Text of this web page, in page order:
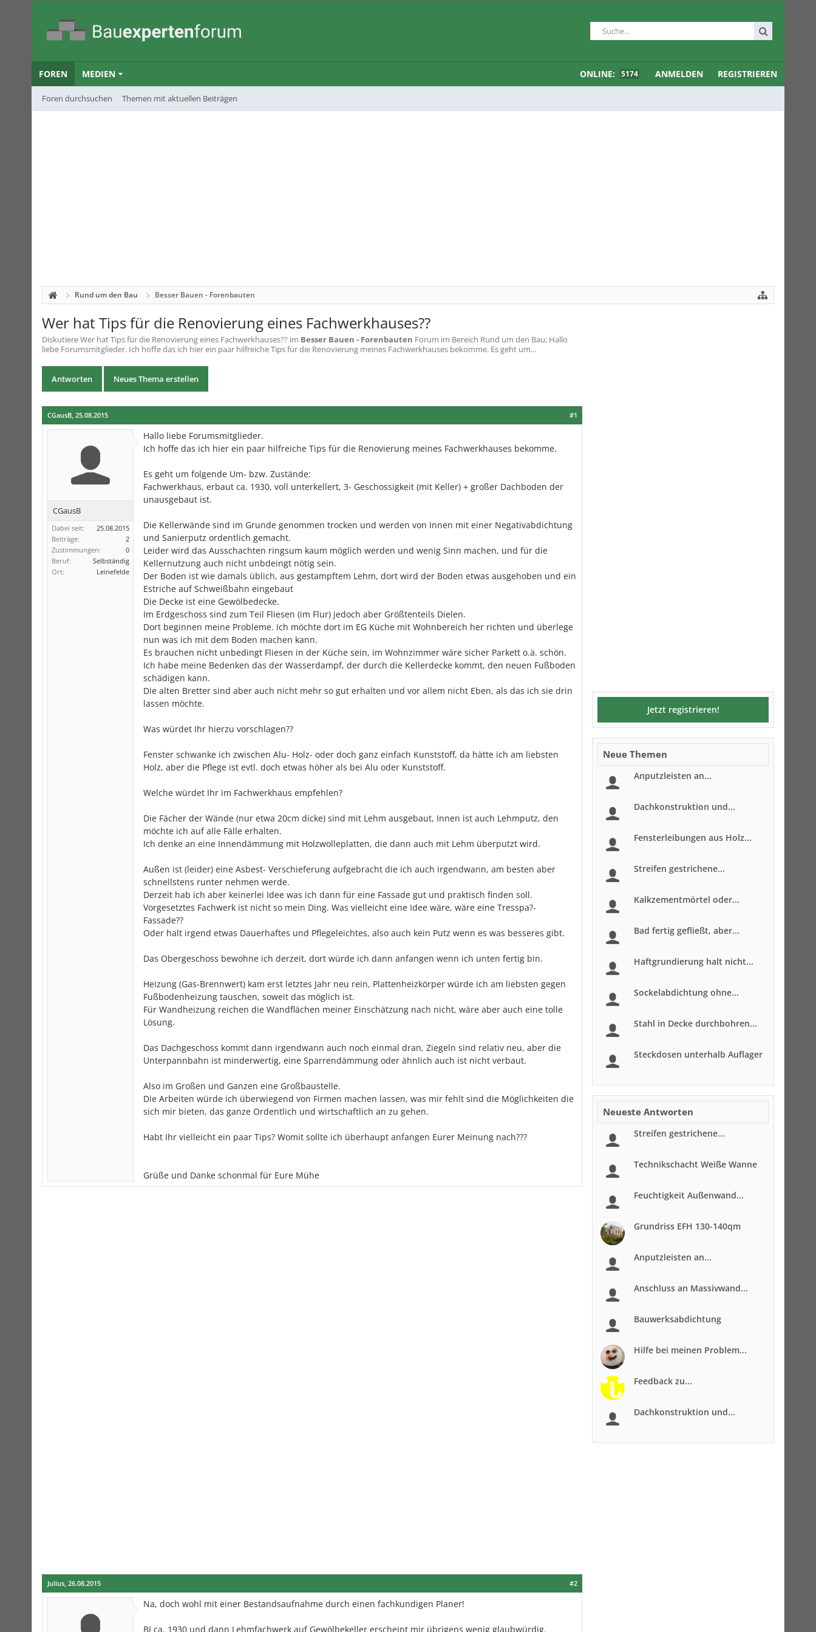
FOREN
Foren durchsuchen Themen mit aktuellen Beiträgen
MEDIEN ONLINE: 5174 ANMELDEN REGISTRIEREN
Rund um den Bau Besser Bauen - Forenbauten
Wer hat Tips für die Renovierung eines Fachwerkhauses??
DiskutiereWer hat Tips für die Renovierung eines Fachwerkhauses?? im Besser Bauen - Forenbauten Forum im Bereich Rund um den Bau; Hallo
liebe Forumsmitglieder. Ich hoffe das ich hier ein paar hilfreiche Tips für die Renovierung meines Fachwerkhauses bekomme. Es geht um...
Antworten Neues Thema erstellen
#1
CGausB, 25.08.2015
CGausB
Dabei seit:
25.08.2015
Beiträge:
2
Zustimmungen:
0
Beruf:
Selbständig
Ort:
Leinefelde
Hallo liebe Forumsmitglieder.
Ich hoffe das ich hier ein paar hilfreiche Tips für die Renovierung meines Fachwerkhauses bekomme.
Es geht um folgende Um- bzw. Zustände:
Fachwerkhaus, erbaut ca. 1930, voll unterkellert, 3- Geschossigkeit (mit Keller) + großer Dachboden der
unausgebaut ist.
Die Kellerwände sind im Grunde genommen trocken und werden von Innen mit einer Negativabdichtung
und Sanierputz ordentlich gemacht.
Leider wird das Ausschachten ringsum kaum möglich werden und wenig Sinn machen, und für die
Kellernutzung auch nicht unbdeingt nötig sein.
Der Boden ist wie damals üblich, aus gestampftem Lehm, dort wird der Boden etwas ausgehoben und ein
Estriche auf Schweißbahn eingebaut
Die Decke ist eine Gewölbedecke.
Im Erdgeschoss sind zum Teil Fliesen (im Flur) jedoch aber Größtenteils Dielen.
Dort beginnen meine Probleme. Ich möchte dort im EG Küche mit Wohnbereich her richten und überlege
nun was ich mit dem Boden machen kann.
Es brauchen nicht unbedingt Fliesen in der Küche sein, im Wohnzimmer wäre sicher Parkett o.ä. schön.
Ich habe meine Bedenken das der Wasserdampf, der durch die Kellerdecke kommt, den neuen Fußboden
schädigen kann.
Die alten Bretter sind aber auch nicht mehr so gut erhalten und vor allem nicht Eben, als das ich sie drin
lassen möchte.
Was würdet Ihr hierzu vorschlagen??
Fenster schwanke ich zwischen Alu- Holz- oder doch ganz einfach Kunststoff, da hätte ich am liebsten
Holz, aber die Pflege ist evtl. doch etwas höher als bei Alu oder Kunststoff.
Welche würdet Ihr im Fachwerkhaus empfehlen?
Die Fächer der Wände (nur etwa 20cm dicke) sind mit Lehm ausgebaut, Innen ist auch Lehmputz, den
möchte ich auf alle Fälle erhalten.
Ich denke an eine Innendämmung mit Holzwolleplatten, die dann auch mit Lehm überputzt wird.
Außen ist (leider) eine Asbest- Verschieferung aufgebracht die ich auch irgendwann, am besten aber
schnellstens runter nehmen werde.
Derzeit hab ich aber keinerlei Idee was ich dann für eine Fassade gut und praktisch finden soll.
Vorgesetztes Fachwerk ist nicht so mein Ding. Was vielleicht eine Idee wäre, wäre eine Tresspa?-
Fassade??
Oder halt irgend etwas Dauerhaftes und Pflegeleichtes, also auch kein Putz wenn es was besseres gibt.
Das Obergeschoss bewohne ich derzeit, dort würde ich dann anfangen wenn ich unten fertig bin.
Heizung (Gas-Brennwert) kam erst letztes Jahr neu rein, Plattenheizkörper würde ich am liebsten gegen
Fußbodenheizung tauschen, soweit das möglich ist.
Für Wandheizung reichen die Wandflächen meiner Einschätzung nach nicht, wäre aber auch eine tolle
Lösung.
Das Dachgeschoss kommt dann irgendwann auch noch einmal dran, Ziegeln sind relativ neu, aber die
Unterpannbahn ist minderwertig, eine Sparrendämmung oder ähnlich auch ist nicht verbaut.
Also im Großen und Ganzen eine Großbaustelle.
Die Arbeiten würde ich überwiegend von Firmen machen lassen, was mir fehlt sind die Möglichkeiten die
sich mir bieten, das ganze Ordentlich und wirtschaftlich an zu gehen.
Habt Ihr vielleicht ein paar Tips? Womit sollte ich überhaupt anfangen Eurer Meinung nach???
Grüße und Danke schonmal für Eure Mühe
#2
Julius, 26.08.2015
Na, doch wohl mit einer Bestandsaufnahme durch einen fachkundigen Planer!
BJ ca. 1930 und dann Lehmfachwerk auf Gewölbekeller erscheint mir übrigens wenig glaubwürdig.
Jetzt registrieren!
Neue Themen
Anputzleisten an...
Dachkonstruktion und...
Fensterleibungen aus Holz...
Streifen gestrichene...
Kalkzementmörtel oder...
Bad fertig gefließt, aber...
Haftgrundierung halt nicht...
Sockelabdichtung ohne...
Stahl in Decke durchbohren...
Steckdosen unterhalb Auflager
Neueste Antworten
Streifen gestrichene...
Technikschacht Weiße Wanne
Feuchtigkeit Außenwand...
Grundriss EFH 130-140qm
Anputzleisten an...
Anschluss an Massivwand...
Bauwerksabdichtung
Hilfe bei meinen Problem...
Feedback zu...
Dachkonstruktion und...